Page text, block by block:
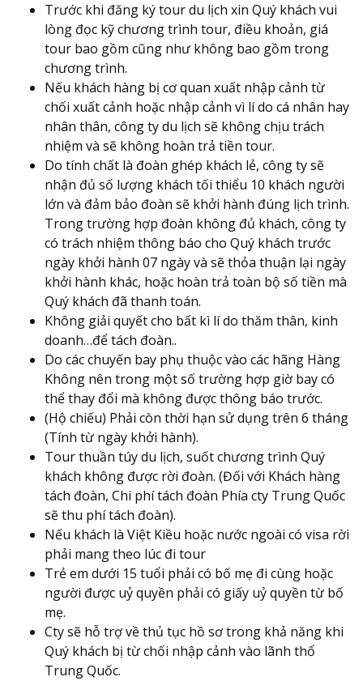
Trước khi đăng ký tour du lịch xin Quý khách vui
lòng đọc kỹ chương trình tour, điều khoản, giá
tour bao gồm cũng như không bao gồm trong
chương trình.
Nếu khách hàng bị cơ quan xuất nhập cảnh từ
chối xuất cảnh hoặc nhập cảnh vì lí do cá nhân hay
nhân thân, công ty du lịch sẽ không chịu trách
nhiệm và sẽ không hoàn trả tiền tour.
Do tính chất là đoàn ghép khách lẻ, công ty sẽ
nhận đủ số lượng khách tối thiểu 10 khách người
lớn và đảm bảo đoàn sẽ khởi hành đúng lịch trình.
Trong trường hợp đoàn không đủ khách, công ty
có trách nhiệm thông báo cho Quý khách trước
ngày khởi hành 07 ngày và sẽ thỏa thuận lại ngày
khởi hành khác, hoặc hoàn trả toàn bộ số tiền mà
Quý khách đã thanh toán.
Không giải quyết cho bất kì lí do thăm thân, kinh
doanh…để tách đoàn..
Do các chuyến bay phụ thuộc vào các hãng Hàng
Không nên trong một số trường hợp giờ bay có
thể thay đổi mà không được thông báo trước.
(Hộ chiếu) Phải còn thời hạn sử dụng trên 6 tháng
(Tính từ ngày khởi hành).
Tour thuần túy du lịch, suốt chương trình Quý
khách không được rời đoàn. (Đối với Khách hàng
tách đoàn, Chi phí tách đoàn Phía cty Trung Quốc
sẽ thu phí tách đoàn).
Nếu khách là Việt Kiều hoặc nước ngoài có visa rời
phải mang theo lúc đi tour
Trẻ em dưới 15 tuổi phải có bố mẹ đi cùng hoặc
người được uỷ quyền phải có giấy uỷ quyền từ bố
mẹ.
Cty sẽ hỗ trợ về thủ tục hồ sơ trong khả năng khi
Quý khách bị từ chối nhập cảnh vào lãnh thổ
Trung Quốc.